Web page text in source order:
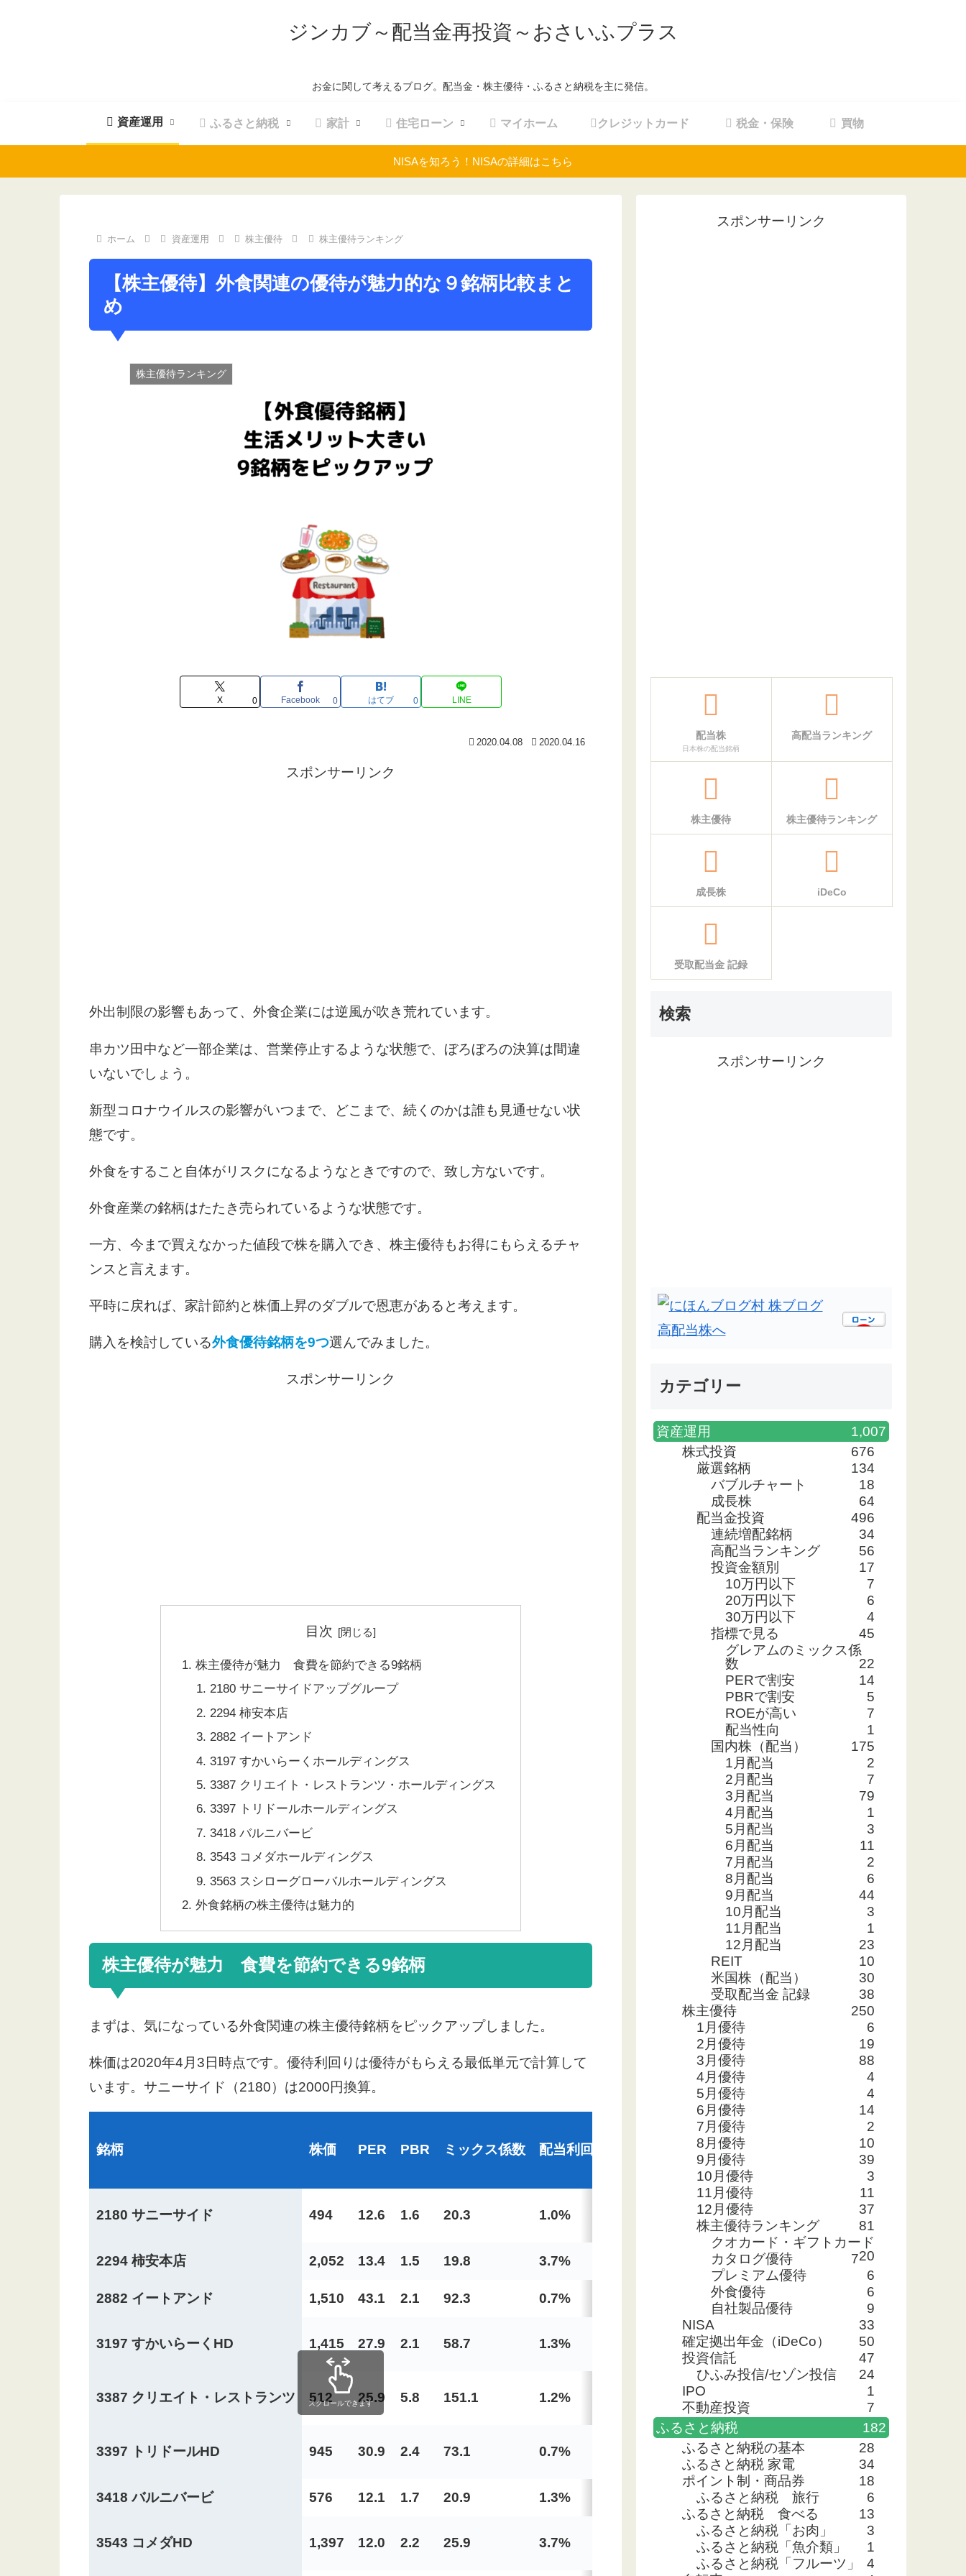
ジンカブ～配当金再投資～おさいふプラス
お金に関して考えるブログ。配当金・株主優待・ふるさと納税を主に発信。
資産運用 ふるさと納税 家計 住宅ローン マイホーム クレジットカード 税金・保険 買物
NISAを知ろう！NISAの詳細はこちら
ホーム 資産運用 株主優待 株主優待ランキング
【株主優待】外食関連の優待が魅力的な９銘柄比較まと
め
株主優待ランキング
X 0 Facebook 0 はてブ 0 LINE
2020.04.08 2020.04.16
スポンサーリンク
外出制限の影響もあって、外食企業には逆風が吹き荒れています。
串カツ田中など一部企業は、営業停止するような状態で、ぼろぼろの決算は間違
いないでしょう。
新型コロナウイルスの影響がいつまで、どこまで、続くのかは誰も見通せない状
態です。
外食をすること自体がリスクになるようなときですので、致し方ないです。
外食産業の銘柄はたたき売られているような状態です。
一方、今まで買えなかった値段で株を購入でき、株主優待もお得にもらえるチャ
ンスと言えます。
平時に戻れば、家計節約と株価上昇のダブルで恩恵があると考えます。
購入を検討している外食優待銘柄を9つ選んでみました。
スポンサーリンク
目次
株主優待が魅力 食費を節約できる9銘柄
2180 サニーサイドアップグループ
2294 柿安本店
2882 イートアンド
3197 すかいらーくホールディングス
3387 クリエイト・レストランツ・ホールディングス
3397 トリドールホールディングス
3418 バルニバービ
3543 コメダホールディングス
3563 スシローグローバルホールディングス
外食銘柄の株主優待は魅力的
株主優待が魅力 食費を節約できる9銘柄
まずは、気になっている外食関連の株主優待銘柄をピックアップしました。
株価は2020年4月3日時点です。優待利回りは優待がもらえる最低単元で計算して
います。サニーサイド（2180）は2000円換算。
銘柄 株価 PER PBR ミックス係数 配当利回り 配当性向
2180 サニーサイド 494 12.6 1.6 20.3 1.0% 12.8%
2294 柿安本店 2,052 13.4 1.5 19.8 3.7% 49.1% 76.7%
2882 イートアンド 1,510 43.1 2.1 92.3 0.7% 28.6% 39.5%
3197 すかいらーくHD 1,415 27.9 2.1 58.7 1.3% 37.5% 29.3%
3387 クリエイト・レストランツ 512 25.9 5.8 151.1 1.2% 30.3%
3397 トリドールHD 945 30.9 2.4 73.1 0.7% 20.4% 28.8%
3418 バルニバービ 576 12.1 1.7 20.9 1.3% 15.7% 32.7%
3543 コメダHD 1,397 12.0 2.2 25.9 3.7% 43.9% 44.2%
スクロールできます
スポンサーリンク
配当株
日本株の配当銘柄
高配当ランキング
株主優待 株主優待ランキング
成長株 iDeCo
受取配当金 記録
検索
スポンサーリンク
カテゴリー
資産運用
1,007
株式投資
676
厳選銘柄
134
バブルチャート
18
成長株
64
配当金投資
496
連続増配銘柄
34
高配当ランキング
56
投資金額別
17
10万円以下
7
20万円以下
6
30万円以下
4
指標で見る
45
グレアムのミックス係
数
22
PERで割安
14
PBRで割安
5
ROEが高い
7
配当性向
1
国内株（配当）
175
1月配当
2
2月配当
7
3月配当
79
4月配当
1
5月配当
3
6月配当
11
7月配当
2
8月配当
6
9月配当
44
10月配当
3
11月配当
1
12月配当
23
REIT
10
米国株（配当）
30
受取配当金 記録
38
株主優待
250
1月優待
6
2月優待
19
3月優待
88
4月優待
4
5月優待
4
6月優待
14
7月優待
2
8月優待
10
9月優待
39
10月優待
3
11月優待
11
12月優待
37
株主優待ランキング
81
クオカード・ギフトカード
20
カタログ優待
7
プレミアム優待
6
外食優待
6
自社製品優待
9
NISA
33
確定拠出年金（iDeCo）
50
投資信託
47
ひふみ投信/セゾン投信
24
IPO
1
不動産投資
7
ふるさと納税
182
ふるさと納税の基本
28
ふるさと納税 家電
34
ポイント制・商品券
18
ふるさと納税 旅行
6
ふるさと納税 食べる
13
ふるさと納税「お肉」
3
ふるさと納税「魚介類」
1
ふるさと納税「フルーツ」
4